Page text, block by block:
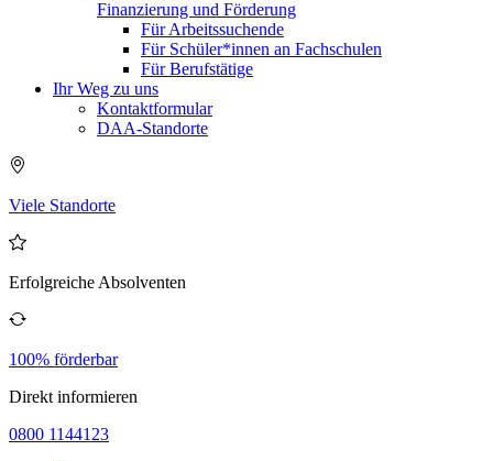
Finanzierung und Förderung
Für Arbeitssuchende
Für Schüler*innen an Fachschulen
Für Berufstätige
Ihr Weg zu uns
Kontaktformular
DAA-Standorte
Viele Standorte
Erfolgreiche Absolventen
100% förderbar
Direkt informieren
0800 1144123